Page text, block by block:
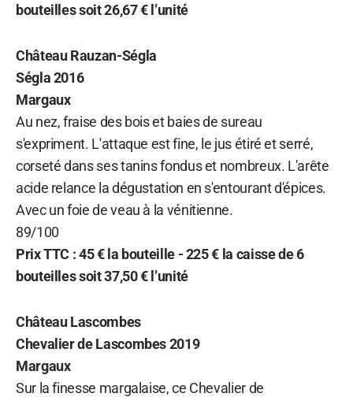
bouteilles soit 26,67 € l’unité
Château Rauzan-Ségla
Ségla 2016
Margaux
Au nez, fraise des bois et baies de sureau
s'expriment. L'attaque est fine, le jus étiré et serré,
corseté dans ses tanins fondus et nombreux. L'arête
acide relance la dégustation en s'entourant d'épices.
Avec un foie de veau à la vénitienne.
89/100
Prix TTC : 45 € la bouteille - 225 € la caisse de 6
bouteilles soit 37,50 € l’unité
Château Lascombes
Chevalier de Lascombes 2019
Margaux
Sur la finesse margalaise, ce Chevalier de